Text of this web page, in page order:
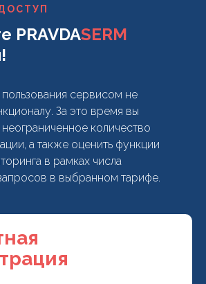
PRAVDASERM
сервисом не
За это время вы
количество
а также оценить функции
в рамках числа
в выбранном тарифе.